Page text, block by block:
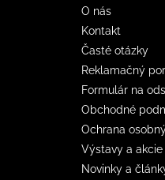
O nás
Kontakt
Časté otázky
Reklamačný
Formulár na
Obchodné
Ochrana
Výstavy a akcie
Novinky a